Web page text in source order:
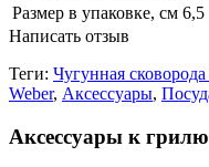
Размер в упаковке, см 6,5
Написать отзыв
Теги: Чугунная
Weber, Аксессуары,
Аксессуары к грилю